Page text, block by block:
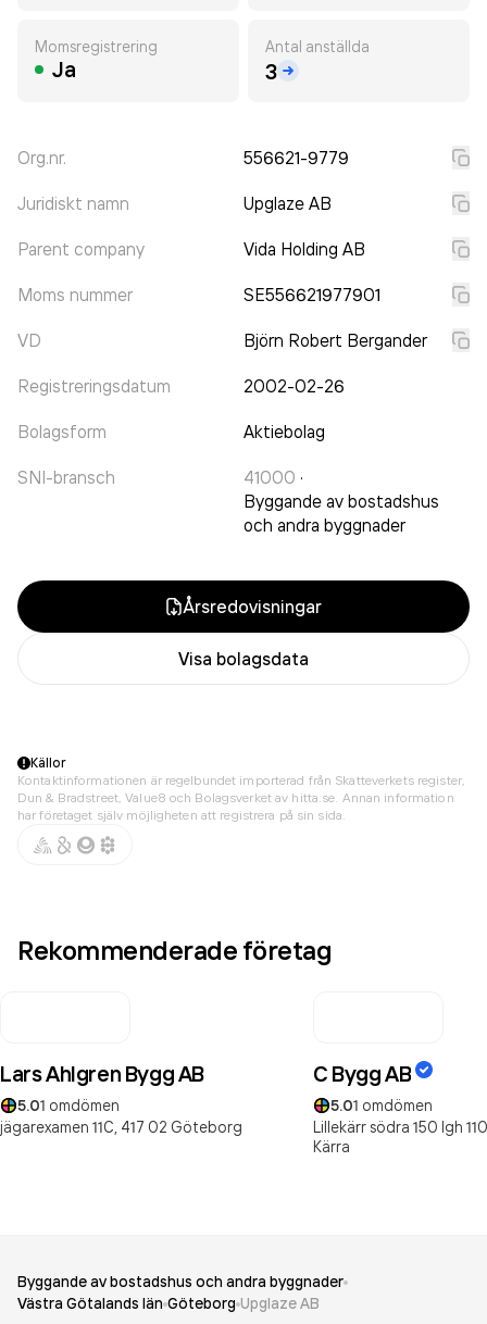
Momsregistrering
Ja
Antal anställda
3
Org.nr. 556621-9779
Juridiskt namn Upglaze AB
Parent company Vida Holding AB
Moms nummer SE556621977901
VD Björn Robert Bergander
Registreringsdatum 2002-02-26
Bolagsform Aktiebolag
SNI-bransch 41000 ·
Byggande av bostadshus
och andra byggnader
Årsredovisningar
Visa bolagsdata
Källor
Kontaktinformationen är regelbundet importerad från Skatteverkets register,
Dun & Bradstreet, Value8 och Bolagsverket av hitta.se. Annan information
har företaget själv möjligheten att registrera på sin sida.
Rekommenderade företag
Lars Ahlgren Bygg AB
5.01 omdömen
jägarexamen 11C, 417 02 Göteborg
C Bygg AB
5.01 omdömen
Lillekärr södra 150 lgh
Kärra
Byggande av bostadshus och andra byggnader
Västra Götalands län Göteborg Upglaze AB